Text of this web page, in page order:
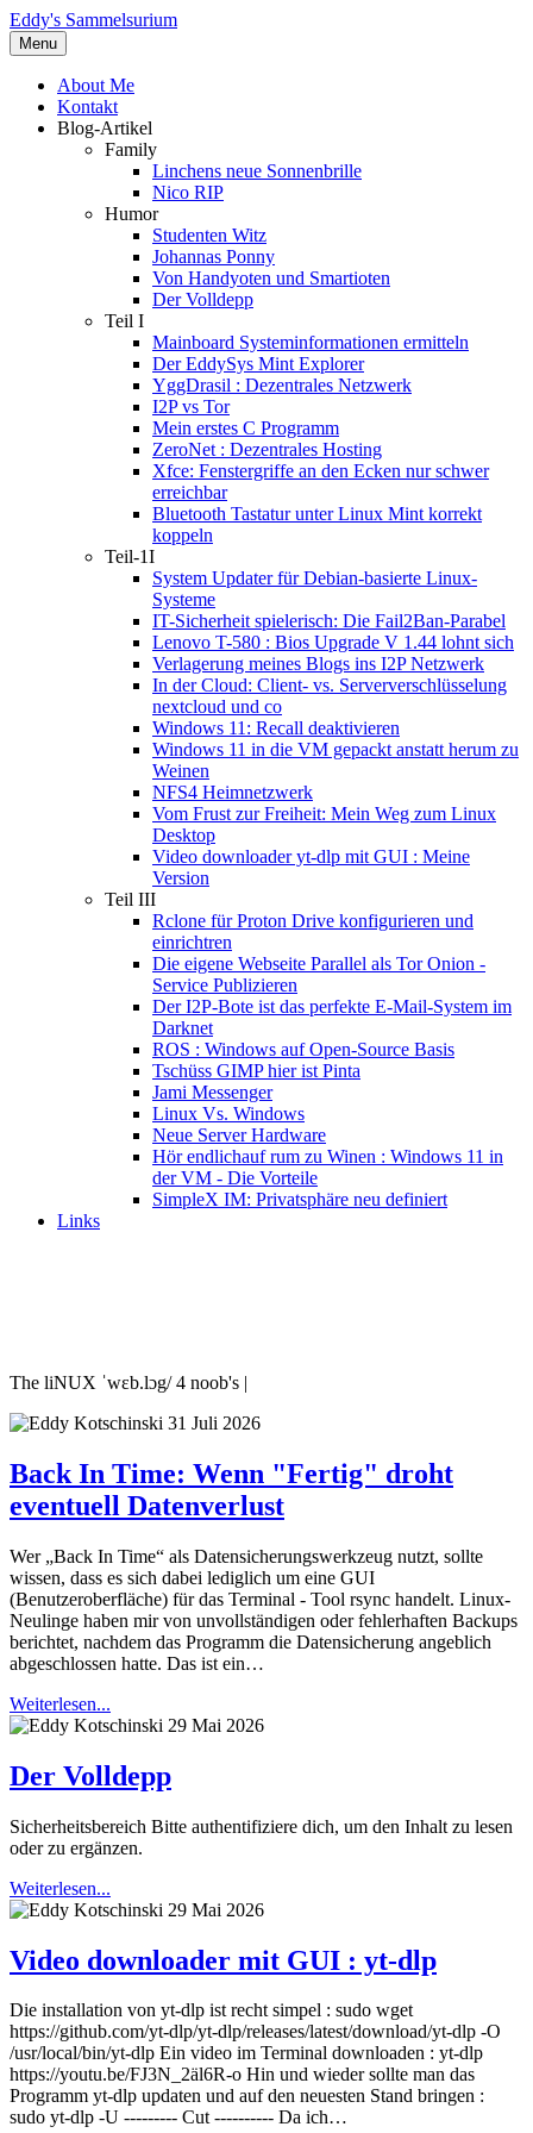
Eddy's Sammelsurium
Menu
About Me
Kontakt
Blog-Artikel
Family
Linchens neue Sonnenbrille
Nico RIP
Humor
Studenten Witz
Johannas Ponny
Von Handyoten und Smartioten
Der Volldepp
Teil I
Mainboard Systeminformationen ermitteln
Der EddySys Mint Explorer
YggDrasil : Dezentrales Netzwerk
I2P vs Tor
Mein erstes C Programm
ZeroNet : Dezentrales Hosting
Xfce: Fenstergriffe an den Ecken nur schwer
erreichbar
Bluetooth Tastatur unter Linux Mint korrekt
koppeln
Teil-1I
System Updater für Debian-basierte Linux-
Systeme
IT-Sicherheit spielerisch: Die Fail2Ban-Parabel
Lenovo T-580 : Bios Upgrade V 1.44 lohnt sich
Verlagerung meines Blogs ins I2P Netzwerk
In der Cloud: Client- vs. Serververschlüsselung
nextcloud und co
Windows 11: Recall deaktivieren
Windows 11 in die VM gepackt anstatt herum zu
Weinen
NFS4 Heimnetzwerk
Vom Frust zur Freiheit: Mein Weg zum Linux
Desktop
Video downloader yt-dlp mit GUI : Meine
Version
Teil III
Rclone für Proton Drive konfigurieren und
einrichtren
Die eigene Webseite Parallel als Tor Onion -
Service Publizieren
Der I2P-Bote ist das perfekte E-Mail-System im
Darknet
ROS : Windows auf Open-Source Basis
Tschüss GIMP hier ist Pinta
Jami Messenger
Linux Vs. Windows
Neue Server Hardware
Hör endlichauf rum zu Winen : Windows 11 in
der VM - Die Vorteile
SimpleX IM: Privatsphäre neu definiert
Links
The liNUX ˈwɛb.lɔg/ 4 noob's |
31 Juli 2026
Back In Time: Wenn "Fertig" droht
eventuell Datenverlust
Wer „Back In Time“ als Datensicherungswerkzeug nutzt, sollte
wissen, dass es sich dabei lediglich um eine GUI
(Benutzeroberfläche) für das Terminal - Tool rsync handelt. Linux-
Neulinge haben mir von unvollständigen oder fehlerhaften Backups
berichtet, nachdem das Programm die Datensicherung angeblich
abgeschlossen hatte. Das ist ein…
Weiterlesen...
29 Mai 2026
Der Volldepp
Sicherheitsbereich Bitte authentifiziere dich, um den Inhalt zu lesen
oder zu ergänzen.
Weiterlesen...
29 Mai 2026
Video downloader mit GUI : yt-dlp
Die installation von yt-dlp ist recht simpel : sudo wget
https://github.com/yt-dlp/yt-dlp/releases/latest/download/yt-dlp -O
/usr/local/bin/yt-dlp Ein video im Terminal downloaden : yt-dlp
https://youtu.be/FJ3N_2äl6R-o Hin und wieder sollte man das
Programm yt-dlp updaten und auf den neuesten Stand bringen :
sudo yt-dlp -U --------- Cut ---------- Da ich…